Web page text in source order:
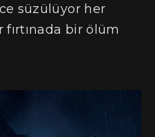
süzülüyor her
bir ölüm